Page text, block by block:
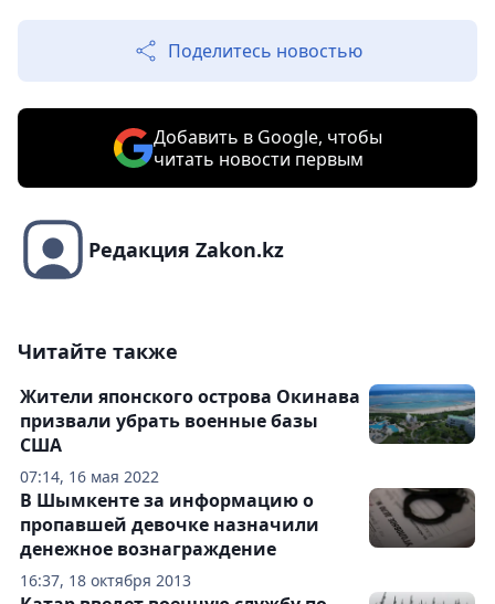
Поделитесь новостью
Добавить в Google, чтобы
читать новости первым
Редакция Zakon.kz
Читайте также
07:14, 16 мая 2022
Жители японского острова Окинава
призвали убрать военные базы
США
16:37, 18 октября 2013
В Шымкенте за информацию о
пропавшей девочке назначили
денежное вознаграждение